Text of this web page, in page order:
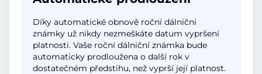
Díky automatické obnově roční dálniční
známky už nikdy nezmeškáte datum vypršení
platnosti. Vaše roční dálniční známka bude
automaticky prodloužena o další rok v
dostatečném předstihu, než vyprší její platnost.